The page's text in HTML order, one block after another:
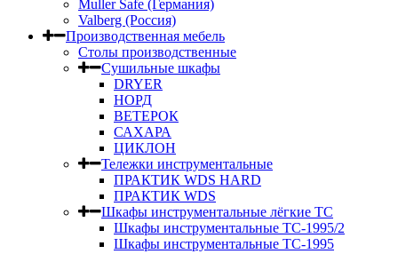
Muller Safe (Германия)
Valberg (Россия)
Производственная мебель
Столы производственные
Сушильные шкафы
DRYER
НОРД
ВЕТЕРОК
САХАРА
ЦИКЛОН
Тележки инструментальные
ПРАКТИК WDS HARD
ПРАКТИК WDS
Шкафы инструментальные лёгкие ТС
Шкафы инструментальные ТС-1995/2
Шкафы инструментальные TC-1995